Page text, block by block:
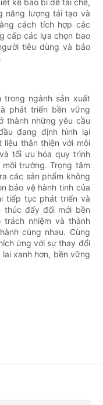
năng lượng tái tạo và
cách tích hợp các
cấp các lựa chọn bao
tiêu dùng và bảo
trong ngành sản xuất
phát triển bền vững
thành những yêu cầu
đang định hình lại
thân thiện với môi
tối ưu hóa quy trình
trường. Trọng tâm
các sản phẩm không
bảo vệ hành tinh của
tiếp tục phát triển và
thúc đẩy đổi mới bền
nhiệm và thành
cùng nhau. Cùng
ứng với sự thay đổi
xanh hơn, bền vững